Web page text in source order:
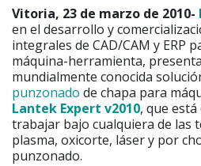
Vitoria, 23 de marzo de 2010-
en el desarrollo y
integrales de CAD/CAM y ERP
máquina-herramienta,
mundialmente conocida
punzonado de chapa para
Lantek Expert v2010, que
trabajar bajo cualquiera de las
plasma, oxicorte, láser y por
punzonado.